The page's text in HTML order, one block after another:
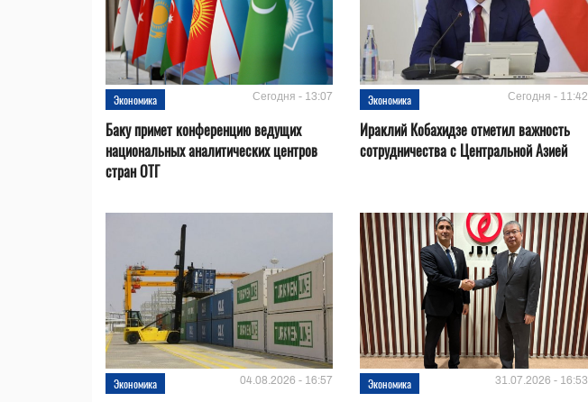
Экономика Сегодня - 13:07
Баку примет конференцию ведущих
национальных аналитических центров
стран ОТГ
Экономика Сегодня - 11:42
Ираклий Кобахидзе отметил важность
сотрудничества с Центральной Азией
Экономика 04.08.2026 - 16:57 Экономика 31.07.2026 - 16:53